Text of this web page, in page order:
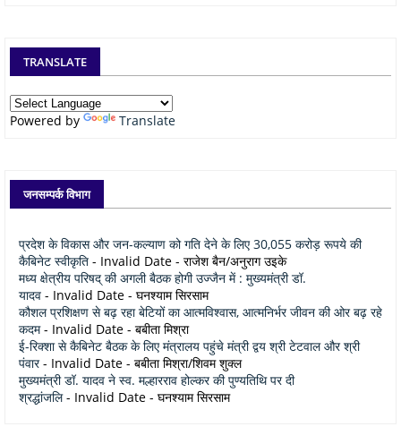
TRANSLATE
Powered by Translate
जनसम्पर्क विभाग
प्रदेश के विकास और जन-कल्याण को गति देने के लिए 30,055 करोड़ रूपये की
कैबिनेट स्वीकृति - Invalid Date - राजेश बैन/अनुराग उइके
मध्य क्षेत्रीय परिषद् की अगली बैठक होगी उज्जैन में : मुख्यमंत्री डॉ.
यादव - Invalid Date - घनश्याम सिरसाम
कौशल प्रशिक्षण से बढ़ रहा बेटियों का आत्मविश्वास, आत्मनिर्भर जीवन की ओर बढ़ रहे
कदम- Invalid Date - बबीता मिश्रा
ई-रिक्शा से कैबिनेट बैठक के लिए मंत्रालय पहुंचे मंत्री द्वय श्री टेटवाल और श्री
पंवार- Invalid Date - बबीता मिश्रा/शिवम शुक्ल
मुख्यमंत्री डॉ. यादव ने स्व. मल्हारराव होल्कर की पुण्यतिथि पर दी
श्रद्धांजलि- Invalid Date - घनश्याम सिरसाम